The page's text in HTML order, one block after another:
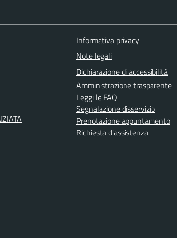
Informativa privacy
Note legali
Dichiarazione di accessibilità
Amministrazione trasparente
Leggi le FAQ
Segnalazione disservizio
Prenotazione appuntamento
Richiesta d'assistenza